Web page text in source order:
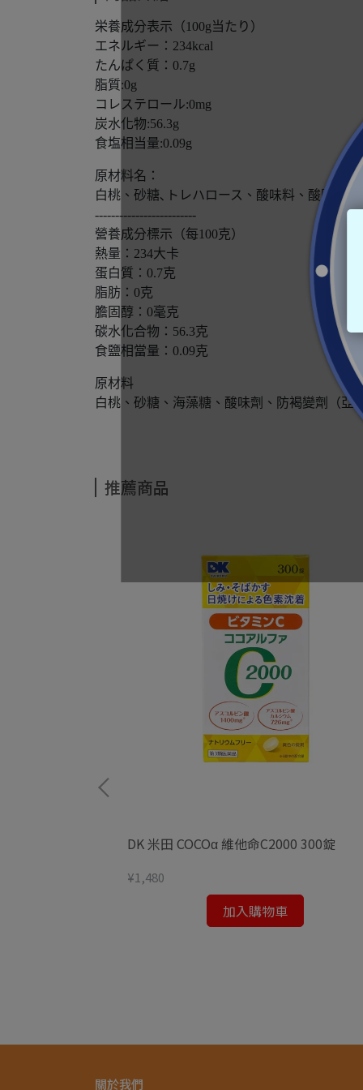
栄養成分表示（100g当たり）
エネルギー：234kcal
たんぱく質：0.7g
脂質:0g
コレステロール:0mg
炭水化物:56.3g
食塩相当量:0.09g
原材料名：
白桃、砂糖､トレハロース、酸味料、酸防止
-------------------------
營養成分標示（每100克）
熱量：234大卡
蛋白質：0.7克
脂肪：0克
膽固醇：0毫克
碳水化合物：56.3克
食鹽相當量：0.09克
原材料
白桃、砂糖、海藻糖、酸味劑、防褐變劑（亞
推薦商品
DK 米田 COCOα 維他命C2000 300錠
¥1,480
加入購物車
關於我們